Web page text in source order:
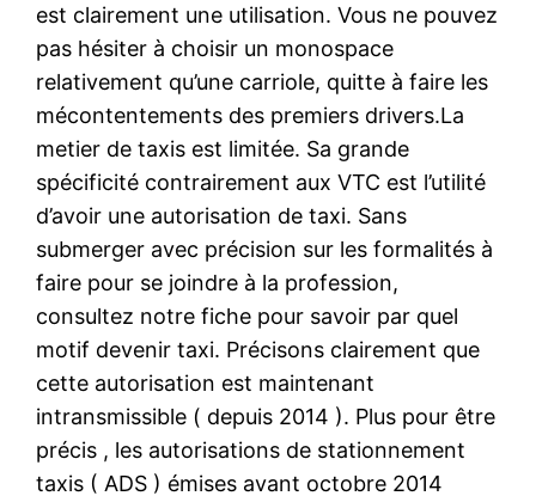
est clairement une utilisation. Vous ne pouvez
pas hésiter à choisir un monospace
relativement qu’une carriole, quitte à faire les
mécontentements des premiers drivers.La
metier de taxis est limitée. Sa grande
spécificité contrairement aux VTC est l’utilité
d’avoir une autorisation de taxi. Sans
submerger avec précision sur les formalités à
faire pour se joindre à la profession,
consultez notre fiche pour savoir par quel
motif devenir taxi. Précisons clairement que
cette autorisation est maintenant
intransmissible ( depuis 2014 ). Plus pour être
précis , les autorisations de stationnement
taxis ( ADS ) émises avant octobre 2014